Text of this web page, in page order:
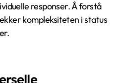
responser. Å forstå
kompleksiteten i status